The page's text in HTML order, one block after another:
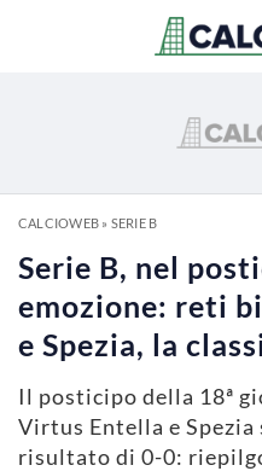
CALCIOWEB» SERIE B
Serie B, nel
emozione: reti
e Spezia, la
Il posticipo della 18ª
Virtus Entella e Spezia
risultato di 0-0: